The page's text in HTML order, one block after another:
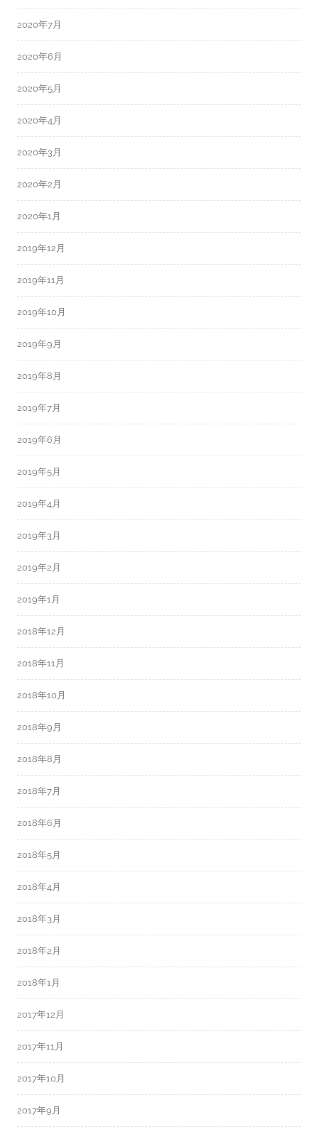
2020年7月
2020年6月
2020年5月
2020年4月
2020年3月
2020年2月
2020年1月
2019年12月
2019年11月
2019年10月
2019年9月
2019年8月
2019年7月
2019年6月
2019年5月
2019年4月
2019年3月
2019年2月
2019年1月
2018年12月
2018年11月
2018年10月
2018年9月
2018年8月
2018年7月
2018年6月
2018年5月
2018年4月
2018年3月
2018年2月
2018年1月
2017年12月
2017年11月
2017年10月
2017年9月